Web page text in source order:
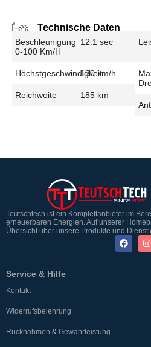
Technische Daten
Beschleunigung
0-100 Km/h
12.1 sec
Höchstgeschwindigkeit
130 km/h
Reichweite 185 km
Teutschtech ist ein Komplettanbieter im
erneuerbaren Energien. Auf unserer
Übersicht über unsere Produkte und
Service & Hilfe
Kontakt
Widerrufsbelehrung
Rücknahmen & Gewährleistung